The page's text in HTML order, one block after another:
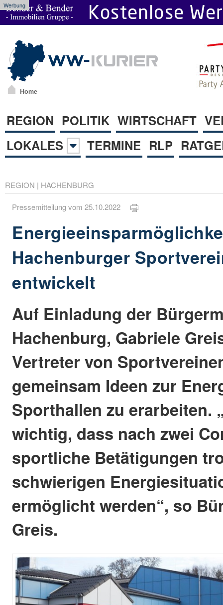
Werbung
Home
REGION POLITIK WIRTSCHAFT
LOKALES
TERMINE RLP
REGION | HACHENBURG
Pressemitteilung vom 25.10.2022
Hachenburger
entwickelt
Auf Einladung der
Hachenburg, Gabriele
Vertreter von
gemeinsam Ideen zur
Sporthallen zu erarbeiten.
wichtig, dass nach zwei
sportliche Betätigungen
schwierigen
ermöglicht werden“, so
Greis.